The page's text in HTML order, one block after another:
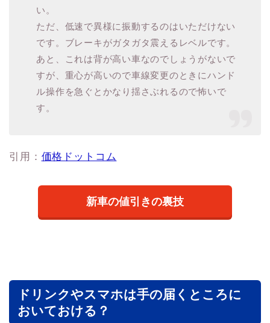
い。
ただ、低速で異様に振動するのはいただけない
です。ブレーキがガタガタ震えるレベルです。
あと、これは背が高い車なのでしょうがないで
すが、重心が高いので車線変更のときにハンド
ル操作を急ぐとかなり揺さぶれるので怖いで
す。
引用： 価格ドットコム
新車の値引きの裏技
ドリンクやスマホは手の届くところに
おいておける？